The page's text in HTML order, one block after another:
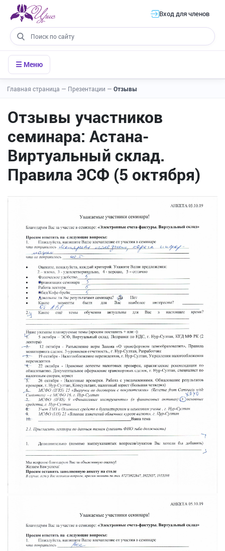
Вход для членов
☰ Меню
Главная страница — Презентации — Отзывы
Отзывы участников
семинара: Астана-
Виртуальный склад.
Правила ЭСФ (5 октября)